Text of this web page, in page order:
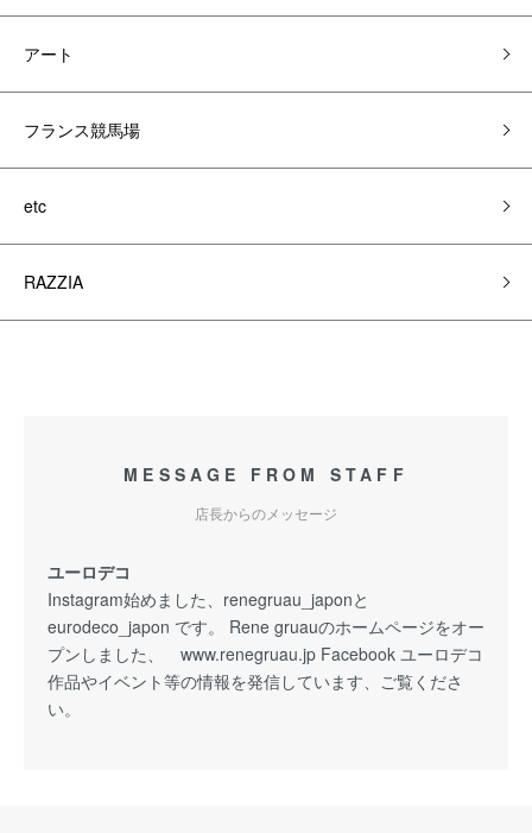
アート
フランス競馬場
etc
RAZZIA
MESSAGE FROM STAFF
店長からのメッセージ
ユーロデコ
Instagram始めました、renegruau_japonと
eurodeco_japon です。 Rene gruauのホームページをオー
プンしました、 www.renegruau.jp Facebook ユーロデコ
作品やイベント等の情報を発信しています、ご覧くださ
い。